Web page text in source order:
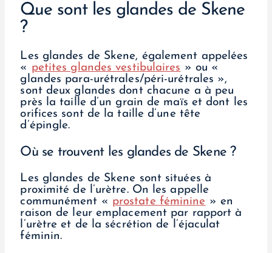
Que sont les glandes de Skene
?
Les glandes de Skene, également appelées
« petites glandes vestibulaires » ou «
glandes para-urétrales/péri-urétrales »,
sont deux glandes dont chacune a à peu
près la taille d’un grain de maïs et dont les
orifices sont de la taille d’une tête
d’épingle.
Où se trouvent les glandes de Skene ?
Les glandes de Skene sont situées à
proximité de l’urètre. On les appelle
communément « prostate féminine » en
raison de leur emplacement par rapport à
l’urètre et de la sécrétion de l’éjaculat
féminin.